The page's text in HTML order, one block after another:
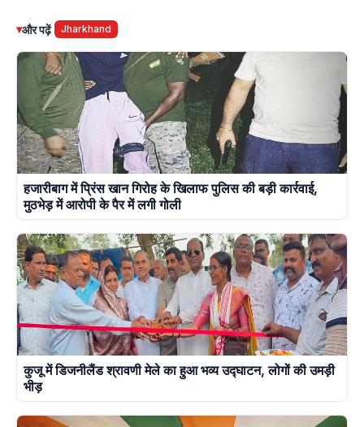
▾और पढ़ें Jharkhand
हजारीबाग में प्रिंस खान गिरोह के खिलाफ पुलिस की बड़ी कार्रवाई,
मुठभेड़ में आरोपी के पैर में लगी गोली
कुजू में डिजनीलैंड श्रावणी मेले का हुआ भव्य उद्घाटन, लोगों की उमड़ी
भीड़